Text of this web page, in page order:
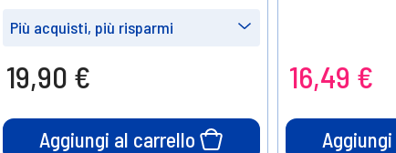
Più acquisti, più risparmi
5
di sconto di sconto
19,90 €
Aggiungi al carrello
16,49 €